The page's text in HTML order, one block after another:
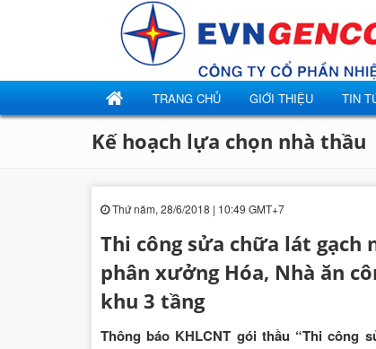
TRANG CHỦ GIỚI THIỆU TIN
Kế hoạch lựa chọn nhà thầu
Thứ năm, 28/6/2018 | 10:49 GMT+7
Thi công sửa chữa lát
phân xưởng Hóa, Nhà ăn
khu 3 tầng
Thông báo KHLCNT gói thầu “Thi công